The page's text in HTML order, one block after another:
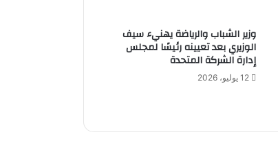
دوري أبطال إفريقيا
(بدون عنوان)
الاهلى إلى المغرب لكأس العالم للأندية
وزير الشباب والرياضة يهنيء سيف
الوزيري بعد تعيينه رئيسًا لمجلس
إدارة الشركة المتحدة
12 يوليو، 2026